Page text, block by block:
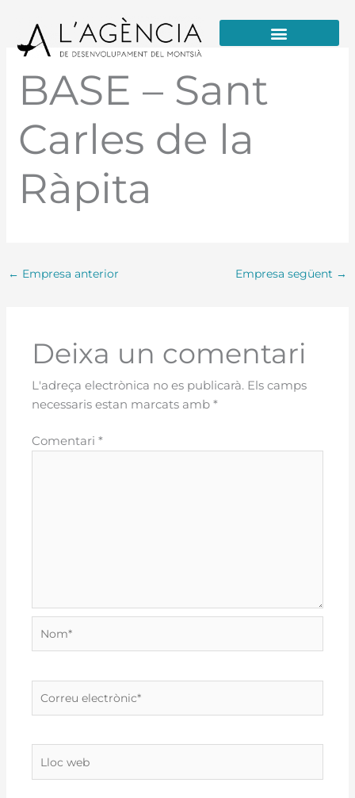
contingut
BASE – Sant
Carles de la
Ràpita
← Empresa anterior Empresa següent →
Deixa un comentari
L'adreça electrònica no es publicarà. Els camps
necessaris estan marcats amb*
Comentari*